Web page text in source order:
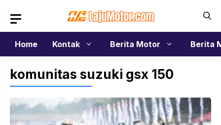
isi
Home
Kontak Berita Motor Berita
komunitas suzuki gsx 150